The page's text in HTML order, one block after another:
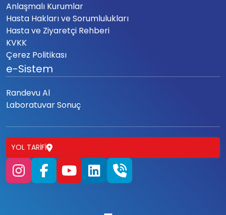
Anlaşmalı Kurumlar
Hasta Hakları ve Sorumlulukları
Hasta ve Ziyaretçi Rehberi
KVKK
Çerez Politikası
e-Sistem
Randevu Al
Laboratuvar Sonuç
YOL TARIFI